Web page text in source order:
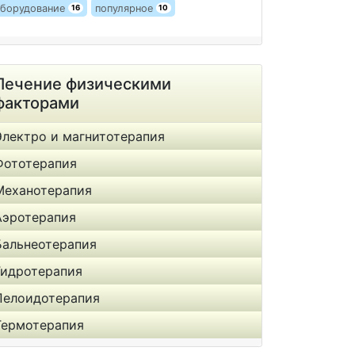
16 популярное 10
физическими
и магнитотерапия